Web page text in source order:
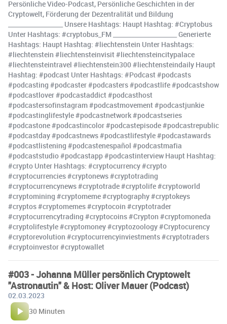
Persönliche Video-Podcast, Persönliche Geschichten in der
Cryptowelt, Förderung der Dezentralität und Bildung
__________________ Unsere Hashtags: Haupt Hashtag: #Cryptobus
Unter Hashtags: #cryptobus_FM _____________________ Generierte
Hashtags: Haupt Hashtag: #liechtenstein Unter Hashtags:
#liechtenstein #liechtensteinvisit #liechtensteincitypalace
#liechtensteintravel #liechtenstein300 #liechtensteindaily Haupt
Hashtag: #podcast Unter Hashtags: #Podcast #podcasts
#podcasting #podcaster #podcasters #podcastlife #podcastshow
#podcastlover #podcastaddict #podcasthost
#podcastersofinstagram #podcastmovement #podcastjunkie
#podcastinglifestyle #podcastnetwork #podcastseries
#podcastone #podcastincolor #podcastepisode #podcastrepublic
#podcastday #podcastnews #podcastlifestyle #podcastawards
#podcastlistening #podcastenespañol #podcastmafia
#podcaststudio #podcastapp #podcastinterview Haupt Hashtag:
#crypto Unter Hashtags: #cryptocurrency #crypto
#cryptocurrencies #cryptonews #cryptotrading
#cryptocurrencynews #cryptotrade #cryptolife #cryptoworld
#cryptomining #cryptomeme #cryptography #cryptokeys
#cryptos #cryptomemes #cryptocoin #cryptotrader
#cryptocurrencytrading #cryptocoins #Crypton #cryptomoneda
#cryptolifestyle #cryptomoney #cryptozoology #Cryptocurency
#cryptorevolution #cryptocurrencyinviestments #cryptotraders
#cryptoinvestor #cryptowallet
#003 - Johanna Müller persönlich Cryptowelt
"Astronautin" & Host: Oliver Mauer (Podcast)
02.03.2023
30 Minuten